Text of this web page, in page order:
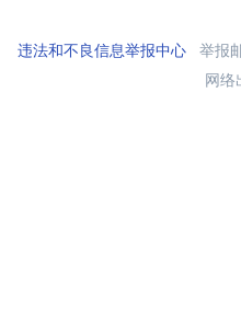
违法和不良信息举报中心举报
网